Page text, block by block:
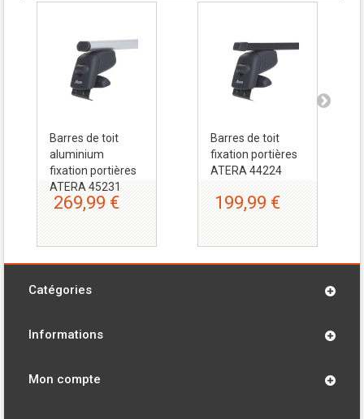
Barres de toit
aluminium
fixation portières
ATERA 45231
269,99 €
Barres de toit
fixation portières
ATERA 44224
199,99 €
Catégories
Informations
Mon compte